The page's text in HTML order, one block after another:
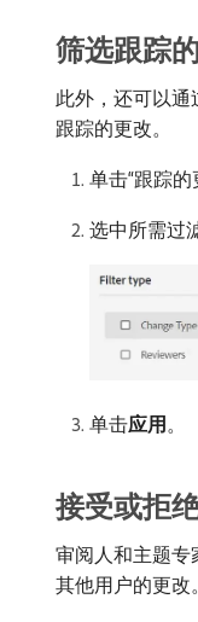
筛选跟踪
此外，还可以
跟踪的更改。
单击“跟踪
选中所需过
单击​应用 。
接受或拒
审阅人和主题专
其他用户的更改。